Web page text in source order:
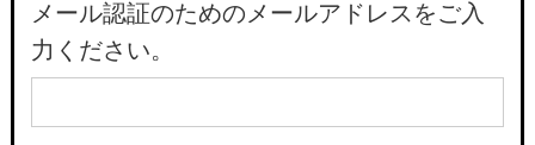
メール認証のためのメールアドレスをご入
力ください。